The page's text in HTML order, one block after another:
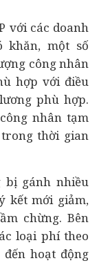
với các doanh
khăn, một số
công nhân
hợp với điều
phù hợp.
nhân tạm
thời gian
bị gánh nhiều
kết mới giảm,
chừng. Bên
loại phí theo
hoạt động